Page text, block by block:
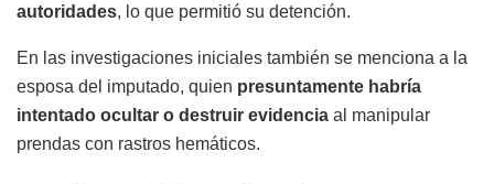
autoridades, lo que permitió su detención.
En las investigaciones iniciales también se menciona a la
esposa del imputado, quien presuntamente habría
intentado ocultar o destruir evidencia al manipular
prendas con rastros hemáticos.